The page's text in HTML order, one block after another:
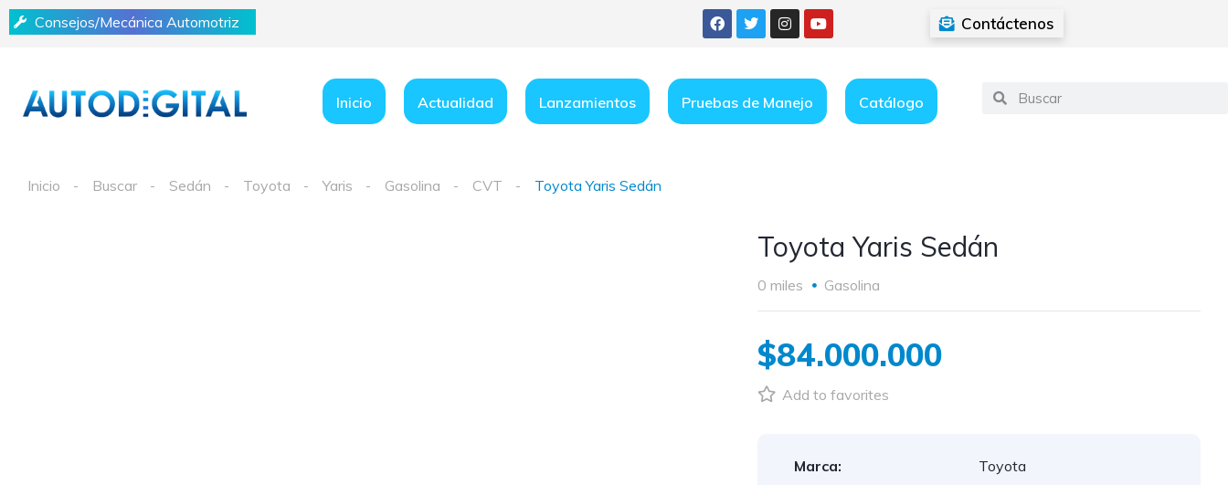
Consejos/Mecánica Automotriz Contáctenos
Inicio Actualidad Lanzamientos Pruebas de Manejo Catálogo
Inicio Buscar Sedán Toyota Yaris Gasolina CVT Toyota Yaris Sedán
Toyota Yaris Sedán
0 miles Gasolina
$84.000.000
Add to favorites
Marca:
Toyota